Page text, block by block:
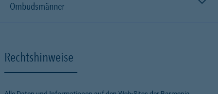
Ombudsmänner
Rechtshinweise